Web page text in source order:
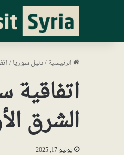
الرئيسية/دليل سوريا/
الشرق
يوليو 17, 2025